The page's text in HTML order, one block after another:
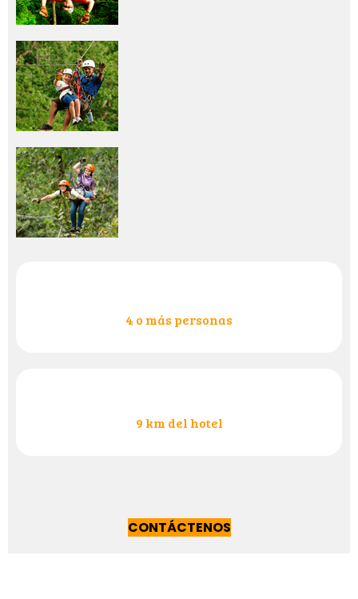
4 o más personas
9 km del hotel
CONTÁCTENOS